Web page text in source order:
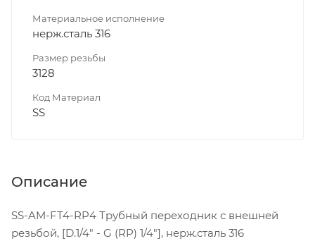
Материальное исполнение
нерж.сталь 316
Размер резьбы
3128
Код Материал
SS
Описание
SS-AM-FT4-RP4 Трубный переходник с внешней
резьбой, [D.1/4" - G (RP) 1/4"], нерж.сталь 316